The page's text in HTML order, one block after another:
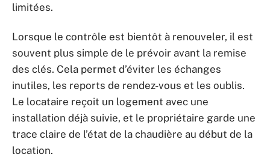
limitées.
Lorsque le contrôle est bientôt à renouveler, il est
souvent plus simple de le prévoir avant la remise
des clés. Cela permet d’éviter les échanges
inutiles, les reports de rendez-vous et les oublis.
Le locataire reçoit un logement avec une
installation déjà suivie, et le propriétaire garde une
trace claire de l’état de la chaudière au début de la
location.